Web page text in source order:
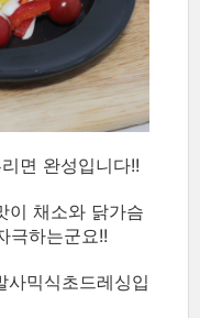
면 완성입니다!!
이 채소와 닭가슴
극하는군요!!
믹식초드레싱입